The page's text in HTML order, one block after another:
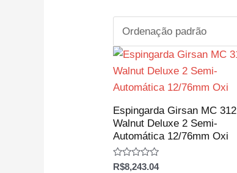
Espingarda Girsan MC 312
Walnut Deluxe 2 Semi-
Automática 12/76mm Oxi
Avaliação
R$8,243.04